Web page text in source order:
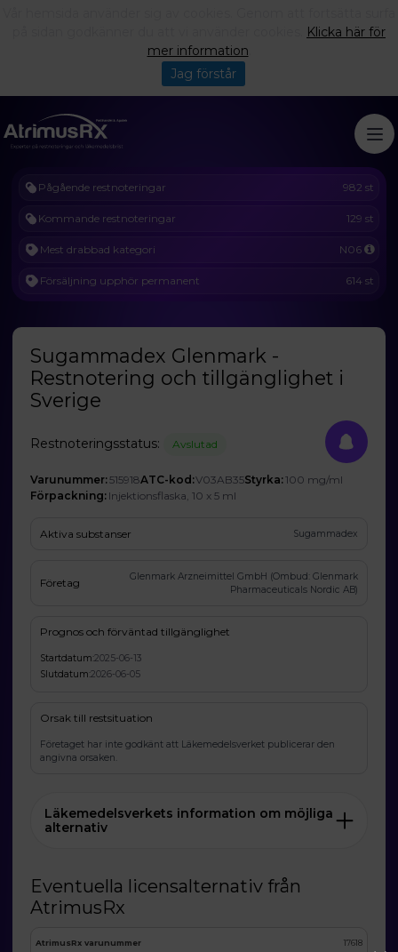
Pågående restnoteringar 982 st
Kommande restnoteringar 129 st
Mest drabbad kategori N06
Försäljning upphör permanent 614 st
Sugammadex Glenmark -
Restnotering och tillgänglighet i
Sverige
Restnoteringsstatus: Avslutad
Varunummer: 515918ATC-kod:V03AB35Styrka:100 mg/ml
Förpackning: Injektionsflaska, 10 x 5 ml
Aktiva substanser Sugammadex
Företag
Glenmark Arzneimittel GmbH (Ombud: Glenmark
Pharmaceuticals Nordic AB)
Prognos och förväntad tillgänglighet
Startdatum:2025-06-13
Slutdatum:2026-06-05
Orsak till restsituation
Företaget har inte godkänt att Läkemedelsverket publicerar den
angivna orsaken.
Läkemedelsverkets information om möjliga
alternativ
Eventuella licensalternativ från
AtrimusRx
AtrimusRx varunummer 17618
Klicka här för
mer information
Jag förstår